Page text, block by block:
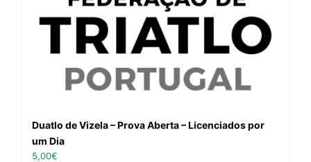
Duatlo de Vizela – Prova Aberta – Licenciados por
um Dia
5,00€